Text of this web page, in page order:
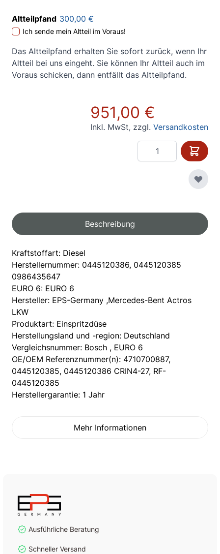
Altteilpfand 300,00 €
Das Altteilpfand erhalten Sie sofort zurück, wenn Ihr
Altteil bei uns eingeht. Sie können Ihr Altteil auch im
Voraus schicken, dann entfällt das Altteilpfand.
Ich sende mein Altteil im Voraus!
951,00 €
Inkl. MwSt, zzgl. Versandkosten
Menge
Beschreibung
Kraftstoffart: Diesel
Herstellernummer: 0445120386, 0445120385
0986435647
EURO 6: EURO 6
Hersteller: EPS-Germany ,Mercedes-Bent Actros
LKW
Produktart: Einspritzdüse
Herstellungsland und -region: Deutschland
Vergleichsnummer: Bosch , EURO 6
OE/OEM Referenznummer(n): 4710700887,
0445120385, 0445120386 CRIN4-27, RF-
0445120385
Herstellergarantie: 1 Jahr
Mehr Informationen
Ausführliche Beratung
Schneller Versand